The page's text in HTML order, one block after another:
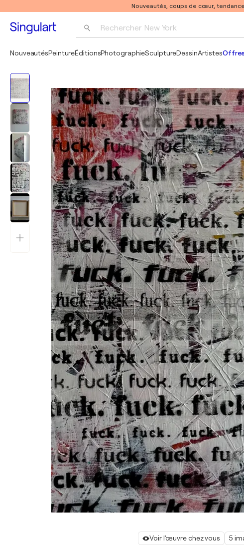
Nouveautés, coups de cœur,
Rechercher New York
Pablo Picasso
NouveautésPeintureÉditionsPhotographieSculptureDessinArtistes
Voir l'œuvre chez vous 5